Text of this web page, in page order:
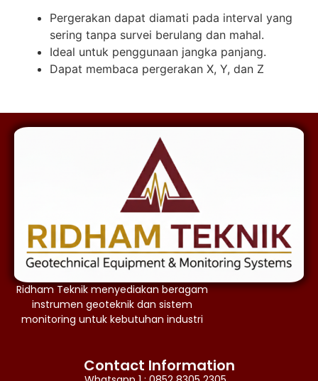
Pergerakan dapat diamati pada interval yang
sering tanpa survei berulang dan mahal.
Ideal untuk penggunaan jangka panjang.
Dapat membaca pergerakan X, Y, dan Z
Ridham Teknik menyediakan beragam
instrumen geoteknik dan sistem
monitoring untuk kebutuhan industri
Contact Information